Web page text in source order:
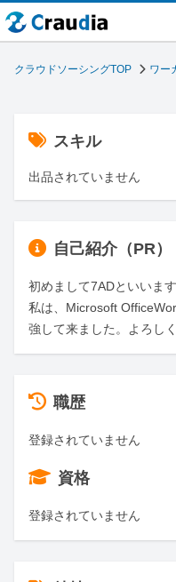
クラウドソーシングTOP ワー
スキル
出品されていません
自己紹介（PR）
初めまして7ADといいます
私は、Microsoft
強して来ました。よろし
職歴
登録されていません
資格
登録されていません